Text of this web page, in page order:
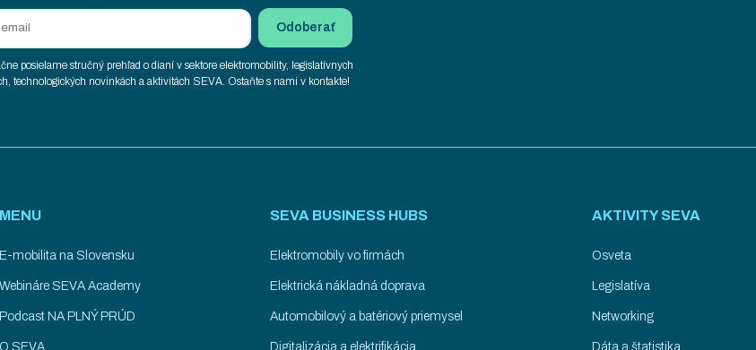
posielame stručný prehľad o dianí v sektore elektromobility, legislatívnych
technologických novinkách a aktivitách SEVA. Ostaňte s nami v kontakte!
MENU
E-mobilita na Slovensku
Webináre SEVA Academy
Podcast NA PLNÝ PRÚD
O SEVA
SEVA BUSINESS HUBS
Elektromobily vo firmách
Elektrická nákladná doprava
Automobilový a batériový priemysel
Digitalizácia a elektrifikácia
AKTIVITY SEVA
Osveta
Legislatíva
Networking
Dáta a štatistika